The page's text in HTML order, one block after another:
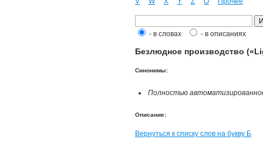
- в словах - в описаниях
Безлюдное производство
Синонимы:
Полностью
Описание:
Вернуться к списку слов на букву Б